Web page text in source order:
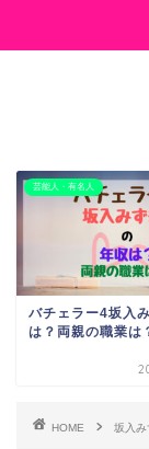
芸能人・有名人
バチェラー4坂入
は？両親の職業は
HOME 坂入み